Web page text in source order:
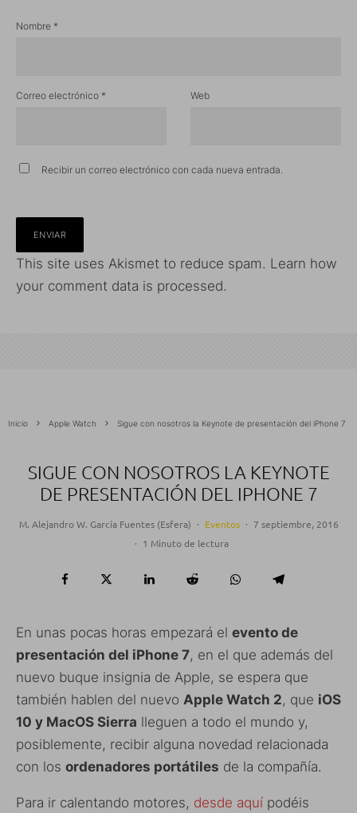
Nombre *
Correo electrónico * Web
Recibir un correo electrónico con cada nueva entrada.
This site uses Akismet to reduce spam. Learn how
your comment data is processed.
Inicio Apple Watch Sigue con nosotros la Keynote de presentación del iPhone 7
SIGUE CON NOSOTROS LA KEYNOTE
DE PRESENTACIÓN DEL IPHONE 7
M. Alejandro W. García Fuentes (Esfera) · Eventos · 7 septiembre, 2016
· 1 Minuto de lectura
En unas pocas horas empezará el evento de
presentación del iPhone 7, en el que además del
nuevo buque insignia de Apple, se espera que
también hablen del nuevo Apple Watch 2, que iOS
10 y MacOS Sierra lleguen a todo el mundo y,
posiblemente, recibir alguna novedad relacionada
con los ordenadores portátiles de la compañía.
Para ir calentando motores, desde aquí podéis